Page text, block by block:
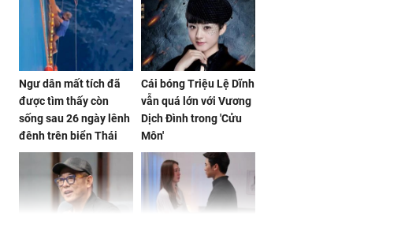
Ngư dân mất tích đã
được tìm thấy còn
sống sau 26 ngày lênh
đênh trên biển Thái
Bình Dương
Cái bóng Triệu Lệ Dĩnh
vẫn quá lớn với Vương
Dịch Đình trong 'Cửu
Môn'